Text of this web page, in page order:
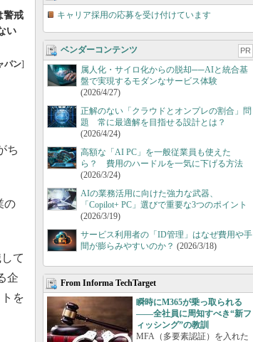
警戒
い
パン]
ち
の
て
企
を
キャリア採用の応募を受け付けています
ベンダーコンテンツ PR
属人化・サイロ化からの脱却──AIと統合基
盤で実現するモダンなサービス体験
(2026/4/27)
正解のない「クラウドとオンプレの割合」問
題 常に最適解を目指せる設計とは？
(2026/4/24)
高額な「AI PC」を一般従業員も使えた
ら？ 費用のハードルを一気に下げる方法
(2026/3/24)
AIの業務活用に向けた強力な武器、
「Copilot+ PC」選びで重要な3つのポイント
(2026/3/19)
サービス利用者の「ID管理」はなぜ費用や手
間が膨らみやすいのか？ (2026/3/18)
From Informa TechTarget
瞬時にM365が乗っ取られる
――全社員に周知すべき“新フ
ィッシング”の教訓
MFA（多要素認証）を入れた